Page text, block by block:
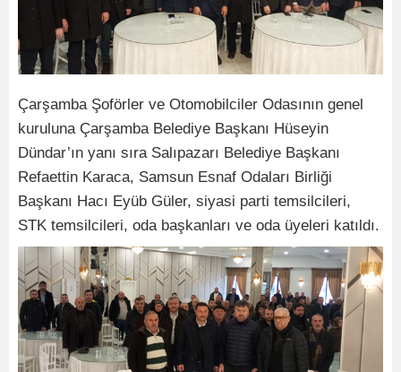
Çarşamba Şoförler ve Otomobilciler Odasının genel
kuruluna Çarşamba Belediye Başkanı Hüseyin
Dündar’ın yanı sıra Salıpazarı Belediye Başkanı
Refaettin Karaca, Samsun Esnaf Odaları Birliği
Başkanı Hacı Eyüb Güler, siyasi parti temsilcileri,
STK temsilcileri, oda başkanları ve oda üyeleri katıldı.